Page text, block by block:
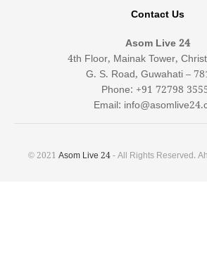
Contact Us
Asom Live 24
4th Floor, Mainak Tower,
G. S. Road, Guwahati –
Phone: +91 72798
Email:
© 2021 Asom Live 24- All Rights Reserved.